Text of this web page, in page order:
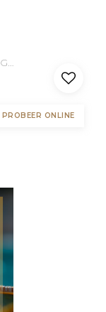
LU 2603 TRIOMPHE ARGE 50/19
PROBEER ONLINE